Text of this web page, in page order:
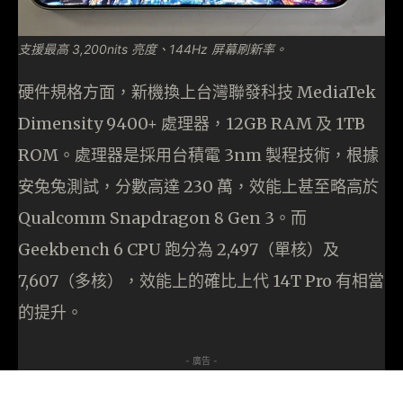
支援最高 3,200nits 亮度、144Hz 屏幕刷新率。
硬件規格方面，新機換上台灣聯發科技 MediaTek
Dimensity 9400+ 處理器，12GB RAM 及 1TB
ROM。處理器是採用台積電 3nm 製程技術，根據
安兔兔測試，分數高達 230 萬，效能上甚至略高於
Qualcomm Snapdragon 8 Gen 3。而
Geekbench 6 CPU 跑分為 2,497（單核）及
7,607（多核），效能上的確比上代 14T Pro 有相當
的提升。
- 廣告 -